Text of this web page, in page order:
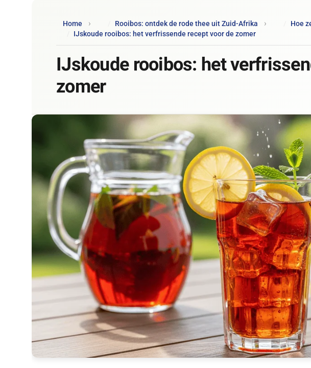
Home Rooibos: ontdek de rode thee uit Zuid-Afrika
Hoe
IJskoude rooibos: het verfrissende recept voor de zomer
IJskoude rooibos: het
zomer